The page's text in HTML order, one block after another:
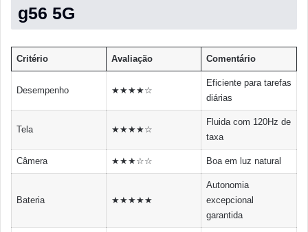
g56 5G
Critério Avaliação Comentário
Desempenho ★★★★☆
Eficiente para tarefas
diárias
Tela ★★★★☆
Fluida com 120Hz de
taxa
Câmera ★★★☆☆ Boa em luz natural
Bateria ★★★★★
Autonomia
excepcional
garantida